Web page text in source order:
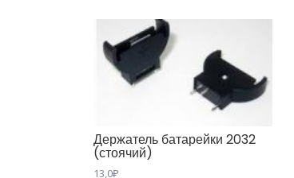
Держатель батарейки 2032
(стоячий)
13,0₽